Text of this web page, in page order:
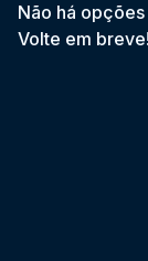
mergulho interior
integral,
Não há
Volte em breve!